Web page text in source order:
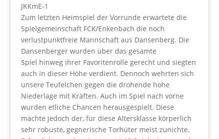
JKKmE-1
Zum letzten Heimspiel der Vorrunde erwartete die
Spielgemeinschaft FCK/Enkenbach die noch
verlustpunktfreie Mannschaft aus Dansenberg. Die
Dansenberger wurden über das gesamte
Spiel hinweg ihrer Favoritenrolle gerecht und siegten
auch in dieser Höhe verdient. Dennoch wehrten sich
unsere Teufelchen gegen die drohende hohe
Niederlage mit Kräften. Auch im Spiel nach vorne
wurden etliche Chancen herausgespielt. Diese
machte jedoch der, für diese Altersklasse körperlich
sehr robuste, gegnerische Torhüter meist zunichte.